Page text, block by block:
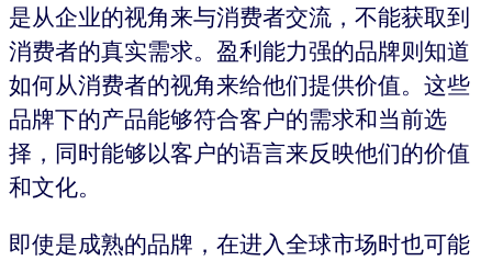
是从企业的视角来与消费者交流，不能获取到
消费者的真实需求。盈利能力强的品牌则知道
如何从消费者的视角来给他们提供价值。这些
品牌下的产品能够符合客户的需求和当前选
择，同时能够以客户的语言来反映他们的价值
和文化。
即使是成熟的品牌，在进入全球市场时也可能